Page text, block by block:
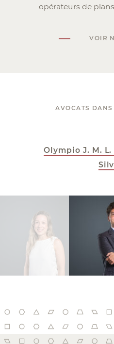
opérateurs de
VOIR
AVOCATS
Olympio J. M.